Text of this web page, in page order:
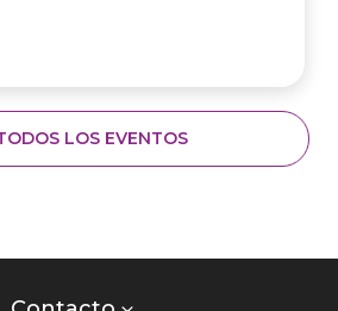
LOS EVENTOS